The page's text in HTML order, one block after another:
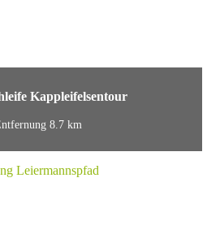
Kappleifelsentour
8.7 km